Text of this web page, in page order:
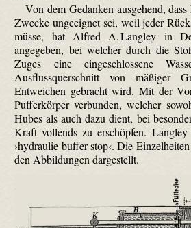
Von dem Gedanken ausgehend,
Zwecke ungeeignet sei, weil jeder
müsse, hat Alfred A. Langley in
angegeben, bei welcher durch die
Zuges eine eingeschlossene
Ausflussquerschnitt von mäßiger
Entweichen gebracht wird. Mit der
Pufferkörper verbunden, welcher
Hubes als auch dazu dient, bei
Kraft vollends zu erschöpfen.
›hydraulie buffer stop‹. Die
den Abbildungen dargestellt.